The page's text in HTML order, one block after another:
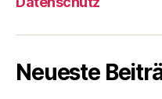
Neueste